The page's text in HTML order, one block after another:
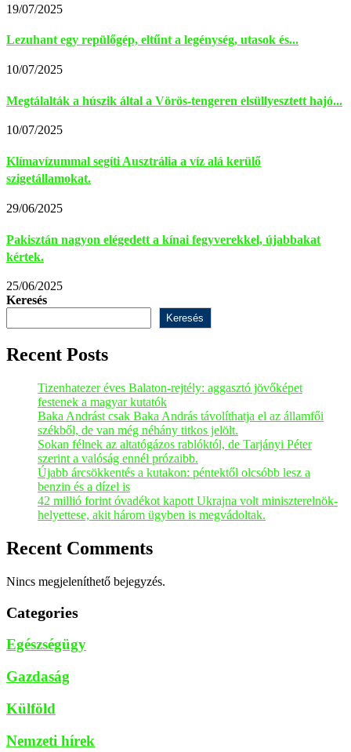
19/07/2025
Lezuhant egy repülőgép, eltűnt a legénység, utasok és...
10/07/2025
Megtálalták a húszik által a Vörös-tengeren elsüllyesztett hajó...
10/07/2025
Klímavízummal segíti Ausztrália a víz alá kerülő
szigetállamokat.
29/06/2025
Pakisztán nagyon elégedett a kínai fegyverekkel, újabbakat
kértek.
25/06/2025
Keresés
Keresés
Recent Posts
Tizenhatezer éves Balaton-rejtély: aggasztó jövőképet
festenek a magyar kutatók
Baka Andrást csak Baka András távolíthatja el az államfői
székből, de van még néhány titkos jelölt.
Sokan félnek az altatógázos rablóktól, de Tarjányi Péter
szerint a valóság ennél prózaibb.
Újabb árcsökkentés a kutakon: péntektől olcsóbb lesz a
benzin és a dízel is
42 millió forint óvadékot kapott Ukrajna volt miniszterelnök-
helyettese, akit három ügyben is megvádoltak.
Recent Comments
Nincs megjeleníthető bejegyzés.
Categories
Egészségügy
Gazdaság
Külföld
Nemzeti hírek